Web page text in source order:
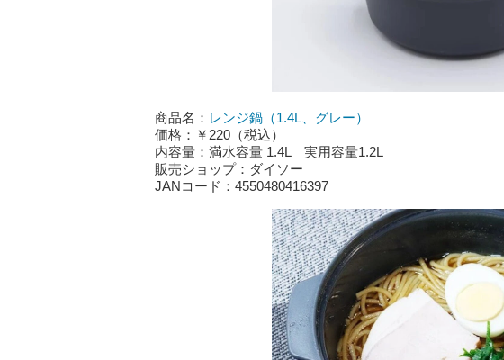
商品名： レンジ鍋（1.4L、グレー）
価格：￥220（税込）
内容量：満水容量 1.4L 実用容量1.2L
販売ショップ：ダイソー
JANコード：4550480416397